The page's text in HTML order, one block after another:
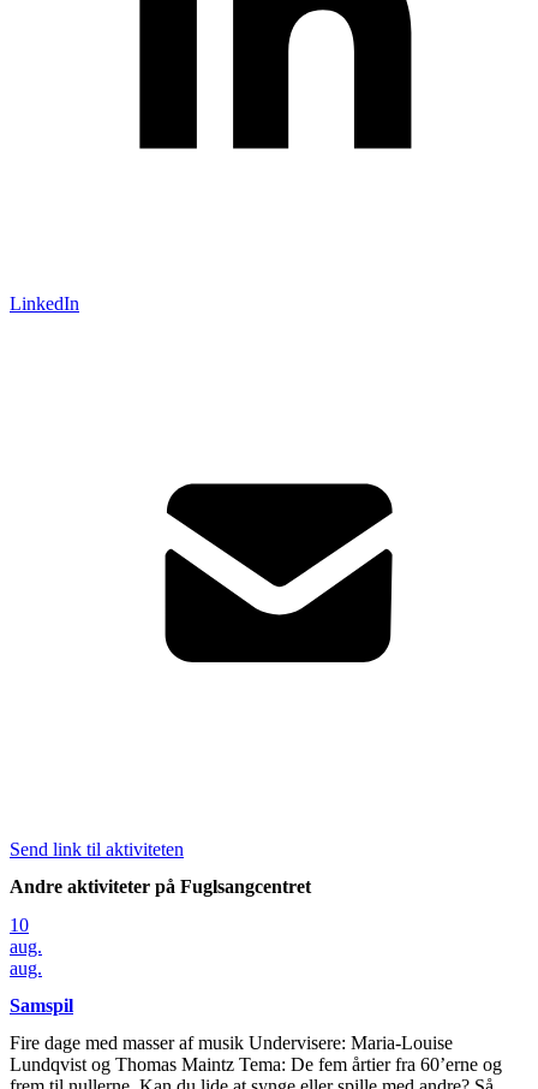
LinkedIn
Send link til aktiviteten
Andre aktiviteter på Fuglsangcentret
10
aug.
aug.
Samspil
Fire dage med masser af musik Undervisere: Maria-Louise
Lundqvist og Thomas Maintz Tema: De fem årtier fra 60’erne og